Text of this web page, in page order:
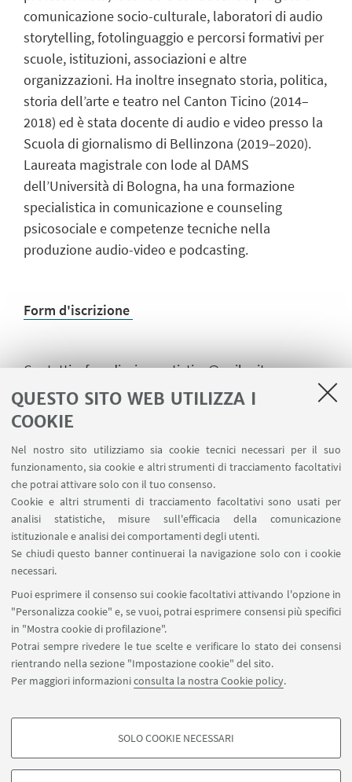
QUESTO SITO WEB UTILIZZA I
COOKIE
Nel nostro sito utilizziamo sia cookie tecnici necessari per il suo
funzionamento, sia cookie e altri strumenti di tracciamento facoltativi
che potrai attivare solo con il tuo consenso.
Cookie e altri strumenti di tracciamento facoltativi sono usati per
analisi statistiche, misure sull'efficacia della comunicazione
istituzionale e analisi dei comportamenti degli utenti.
Se chiudi questo banner continuerai la navigazione solo con i cookie
necessari.
Puoi esprimere il consenso sui cookie facoltativi attivando l'opzione in
"Personalizza cookie" e, se vuoi, potrai esprimere consensi più specifici
in "Mostra cookie di profilazione".
Potrai sempre rivedere le tue scelte e verificare lo stato dei consensi
rientrando nella sezione "Impostazione cookie" del sito.
Per maggiori informazioniconsulta la nostra Cookie policy.
COOKIE DI PROFILAZIONE - FACOLTATIVI
SOLO COOKIE NECESSARI
comunicazione socio-culturale, laboratori di audio
storytelling, fotolinguaggio e percorsi formativi per
scuole, istituzioni, associazioni e altre
organizzazioni. Ha inoltre insegnato storia, politica,
storia dell’arte e teatro nel Canton Ticino (2014–
2018) ed è stata docente di audio e video presso la
Scuola di giornalismo di Bellinzona (2019–2020).
Laureata magistrale con lode al DAMS
dell’Università di Bologna, ha una formazione
specialistica in comunicazione e counseling
psicosociale e competenze tecniche nella
produzione audio-video e podcasting.
Form d'iscrizione
Contatti:af.mediazioneartistica@unibo.it
IN EVIDENZA
Locandina [ .pdf 421Kb ]
Seguici su: